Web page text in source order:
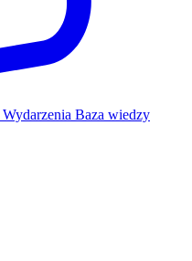
Wydarzenia Baza wiedzy